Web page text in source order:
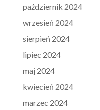
październik 2024
wrzesień 2024
sierpień 2024
lipiec 2024
maj 2024
kwiecień 2024
marzec 2024